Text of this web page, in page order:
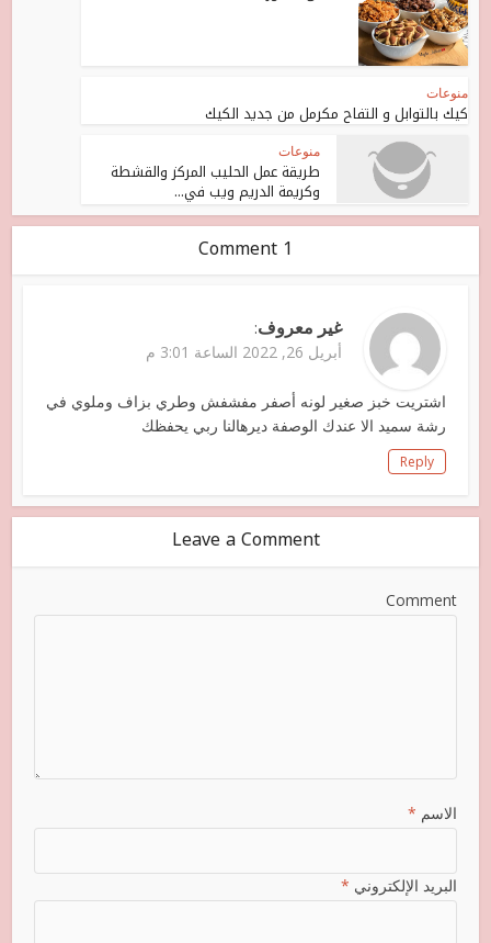
منوعات
كيك بالتوابل و التفاح مكرمل من جديد الكيك
منوعات
طريقة عمل الحليب المركز والقشطة
وكريمة الدريم ويب في...
1 Comment
غير معروف:
أبريل 26, 2022 الساعة 3:01 م
اشتريت خبز صغير لونه أصفر مفشفش وطري بزاف وملوي في
رشة سميد الا عندك الوصفة ديرهالنا ربي يحفظك
Reply
Leave a Comment
Comment
الاسم *
البريد الإلكتروني *